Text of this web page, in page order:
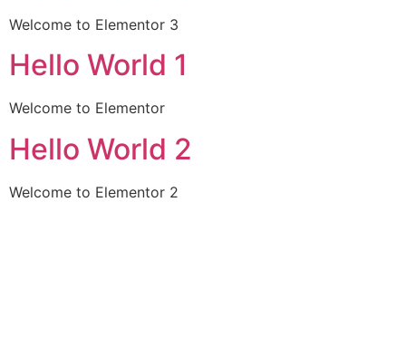
Welcome to Elementor 3
Hello World 1
Welcome to Elementor
Hello World 2
Welcome to Elementor 2